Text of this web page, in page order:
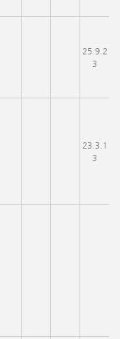
25.9.2
3
23.3.1
3